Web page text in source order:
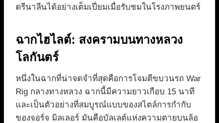
ดรีนาลีนได้อย่างเต็มเปี่ยมเมื่อรับชมในโรงภาพยนตร์
ฉากไฮไลต์: สงครามบนทางหลวง
โลกันตร์
หนึ่งในฉากที่น่าจดจำที่สุดคือการโจมตีขบวนรถ War
Rig กลางทางหลวง ฉากนี้มีความยาวเกือบ 15 นาที
และเป็นตัวอย่างที่สมบูรณ์แบบของสไตล์การกำกับ
ของจอร์จ มิลเลอร์ มันคือบัลเลต์แห่งความตายบนล้อ